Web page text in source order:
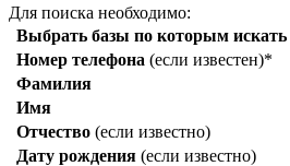
Для поиска необходимо:
Выбрать базы по которым искать
Номер телефона (если известен)*
Фамилия
Имя
Отчество (если известно)
Дату рождения (если известно)